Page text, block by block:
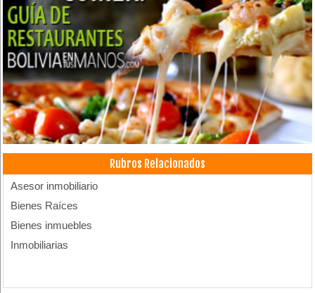
Rubros Relacionados
Asesor inmobiliario
Bienes Raíces
Bienes inmuebles
Inmobiliarias